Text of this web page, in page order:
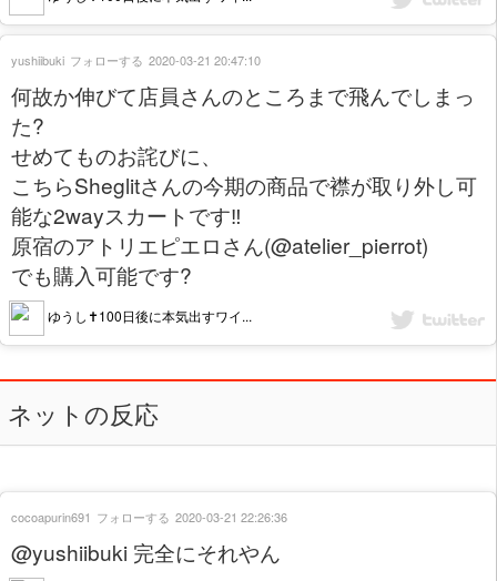
何故か伸びて店員さんのところまで飛んでしまっ
た?
せめてものお詫びに、
こちらSheglitさんの今期の商品で襟が取り外し可
能な2wayスカートです‼️
原宿のアトリエピエロさん(@atelier_pierrot)
でも購入可能です?
ゆうし✝️100日後に本気出すワイ...
yushiibuki フォローする 2020-03-21 20:47:10
ネットの反応
@yushiibuki 完全にそれやん
cocoapurin691 フォローする 2020-03-21 22:26:36